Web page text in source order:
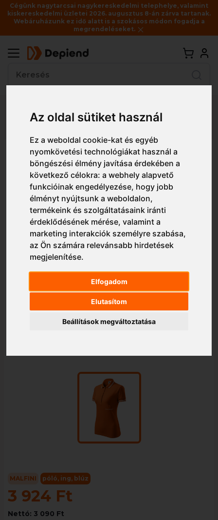
Az oldal sütiket használ
Ez a weboldal cookie-kat és egyéb
nyomkövetési technológiákat használ a
böngészési élmény javítása érdekében a
következő célokra:a webhely alapvető
funkcióinak engedélyezése, hogy jobb
élményt nyújtsunk a weboldalon,
termékeink és szolgáltatásaink iránti
érdeklődésének mérése, valamint a
marketing interakciók személyre szabása,
az Ön számára relevánsabb hirdetések
megjelenítése.
Elfogadom
Elutasítom
Beállítások megváltoztatása
Cégünk nagytarcsai nagykereskedelmi telephelye, valamint
kiskereskedelmi üzletei 2026. augusztus 8-án zárva tartanak.
Webáruházunk ez idő alatt is a szokásos módon fogadja a
megrendeléseket.
Részletes nézet Egyszerű nézet
ADL220 Malfini Urban női
pólóing
MALFINI póló, ing, blúz
3 924 Ft
Nettó: 3 090 Ft